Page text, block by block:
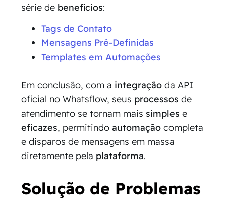
série de benefícios:
Tags de Contato
Mensagens Pré-Definidas
Templates em Automações
Em conclusão, com a integraçãoda API
oficial no Whatsflow, seus processosde
atendimento se tornam mais simplese
eficazes, permitindoautomaçãocompleta
e disparos de mensagens em massa
diretamente pela plataforma.
Solução de Problemas